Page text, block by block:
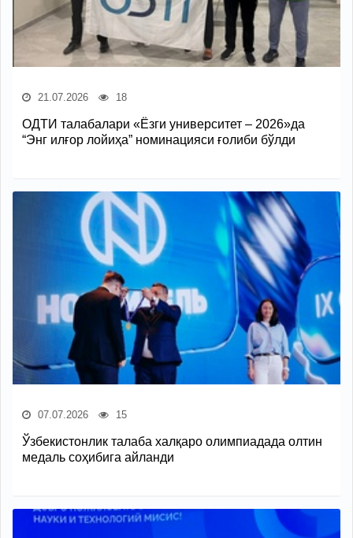
21.07.2026 18
ОДТИ талабалари «Ёзги университет – 2026»да
“Энг илғор лойиҳа” номинацияси ғолиби бўлди
07.07.2026 15
Ўзбекистонлик талаба халқаро олимпиадада олтин
медаль соҳибига айланди